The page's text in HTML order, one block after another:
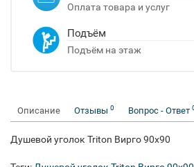
Оплата товара и услуг
Подъём
Подъём на этаж
Описание Отзывы 0 Вопрос - Ответ
Душевой уголок Triton Вирго 90x90